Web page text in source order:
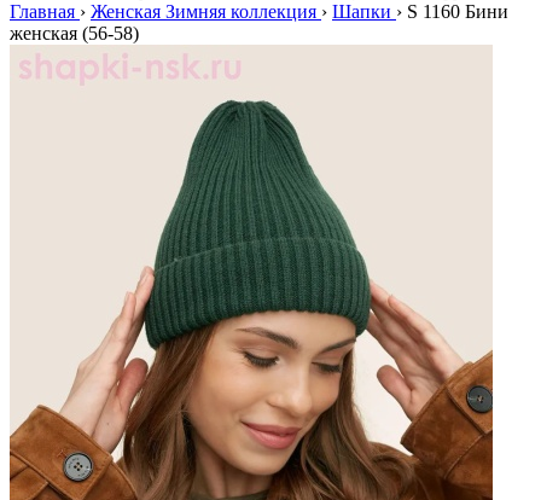
Главная › Женская Зимняя коллекция › Шапки › S 1160 Бини
женская (56-58)